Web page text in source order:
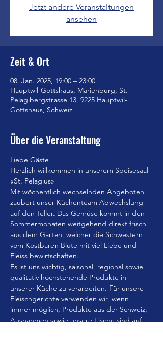
Jetzt andere Veranstaltungen
ansehen
Zeit & Ort
08. Jan. 2025, 19:00 – 23:00
Hauptwil-Gottshaus, Marienburg, St.
Pelagibergstrasse 13, 9225 Hauptwil-
Gottshaus, Schweiz
Über die Veranstaltung
Liebe Gäste
Herzlich willkommen in unserem Speisesaal
«St. Pelagius»
Mit wöchentlich wechselnden Angeboten
zaubert unser Küchenteam Abwechslung
auf den Teller. Das Gemüse kommt in den
Sommermonaten weitgehend direkt frisch
aus dem Garten, welcher die Schwestern
vom Kostbaren Blute mit viel Liebe und
Fleiss bewirtschaften.
Es ist uns wichtig, saisonal, regional sowie
qualitativ hochstehende Produkte in
unserer Küche zu verarbeiten. Für unsere
Fleischgerichte verwenden wir, wenn
immer möglich, Produkte aus der Schweiz;
Ausnahmen sowie unsere Fische sind auf